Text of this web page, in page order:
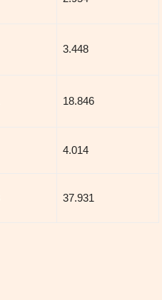
3.448
18.846
4.014
37.931